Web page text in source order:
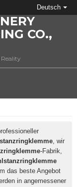
Deutsch
CO.,
, wir
-Fabrik,
das beste Angebot
in angemessener